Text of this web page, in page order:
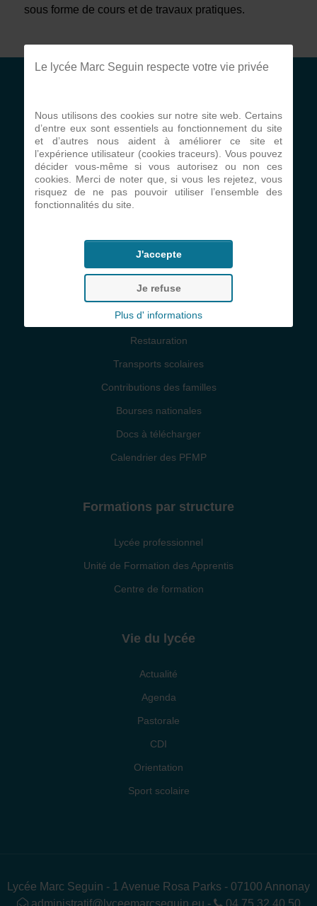
sous forme de cours et de travaux pratiques.
Projet d'établissement
Projet pastoral
Communauté éducative
Règlement intérieur
Conditions générales
Infos pratiques
Restauration
Transports scolaires
Contributions des familles
Bourses nationales
Docs à télécharger
Calendrier des PFMP
Formations par structure
Lycée professionnel
Unité de Formation des Apprentis
Centre de formation
Vie du lycée
Actualité
Agenda
Pastorale
CDI
Orientation
Sport scolaire
Lycée Marc Seguin - 1 Avenue Rosa Parks - 07100 Annonay
administratif@lyceemarcseguin.eu - 04 75 32 40 50
Le lycée Marc Seguin respecte votre vie privée
Nous utilisons des cookies sur notre site web. Certains
d’entre eux sont essentiels au fonctionnement du site
et d’autres nous aident à améliorer ce site et
l’expérience utilisateur (cookies traceurs). Vous pouvez
décider vous-même si vous autorisez ou non ces
cookies. Merci de noter que, si vous les rejetez, vous
risquez de ne pas pouvoir utiliser l’ensemble des
fonctionnalités du site.
J'accepte
Je refuse
Plus d' informations